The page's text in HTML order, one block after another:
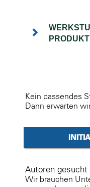
Kein passendes
Dann erwarten
Autoren gesucht
Wir brauchen